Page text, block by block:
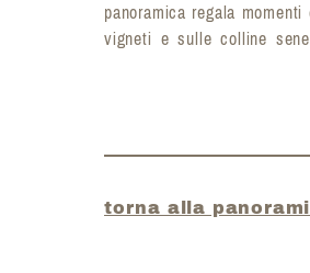
panoramica regala
vigneti e sulle colline
torna alla